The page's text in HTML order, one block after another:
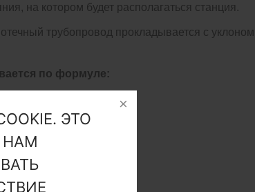
на котором будет располагаться станция.
трубопровод прокладывается с
по формуле:
в станцию;ЭТО
НАМ